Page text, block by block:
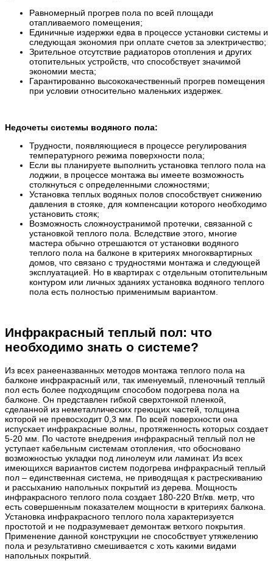
Равномерный прогрев пола по всей площади
отапливаемого помещения;
Единичные издержки едва в процессе установки системы и
следующая экономия при оплате счетов за электричество;
Зрительное отсутствие радиаторов отопления и других
отопительных устройств, что способствует значимой
экономии места;
Гарантированно высококачественный прогрев помещения
при условии относительно маленьких издержек.
Недочеты системы водяного пола:
Трудности, появляющиеся в процессе регулирования
температурного режима поверхности пола;
Если вы планируете выполнить установка теплого пола на
лоджии, в процессе монтажа вы имеете возможность
столкнуться с определенными сложностями;
Установка теплых водяных полов способствует снижению
давления в стояке, для компенсации которого необходимо
установить стояк;
Возможность сложноустранимой протечки, связанной с
установкой теплого пола. Вследствие этого, многие
мастера обычно отрешаются от установки водяного
теплого пола на балконе в критериях многоквартирных
домов, что связано с трудностями монтажа и следующей
эксплуатацией. Но в квартирах с отдельным отопительным
контуром или личных зданиях установка водяного теплого
пола есть полностью применимым вариантом.
Инфракрасный теплый пол: что
необходимо знать о системе?
Из всех ранееназванных методов монтажа теплого пола на
балконе инфракрасный или, так именуемый, пленочный теплый
пол есть более подходящим способом подогрева пола на
балконе. Он представлен гибкой сверхтонкой пленкой,
сделанной из неметаллических греющих частей, толщина
которой не превосходит 0,3 мм. По всей поверхности она
испускает инфракрасные волны, протяженность которых создает
5-20 мм. По частоте внедрения инфракрасный теплый пол не
уступает кабельным системам отопления, что обосновано
возможностью укладки под линолеум или ламинат. Из всех
имеющихся вариантов систем подогрева инфракрасный теплый
пол – единственная система, не приводящая к растрескиванию
и рассыханию напольных покрытий из дерева. Мощность
инфракрасного теплого пола создает 180-220 Вт/кв. метр, что
есть совершенным показателем мощности в критериях балкона.
Установка инфракрасного теплого пола характеризуется
простотой и не подразумевает демонтаж ветхого покрытия.
Применение данной конструкции не способствует утяжелению
пола и результативно смешивается с хоть какими видами
напольных покрытий.